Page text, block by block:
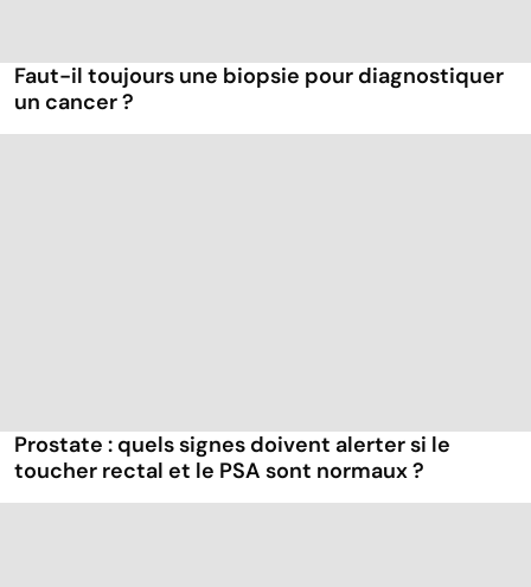
Faut-il toujours une biopsie pour diagnostiquer
un cancer ?
Prostate : quels signes doivent alerter si le
toucher rectal et le PSA sont normaux ?